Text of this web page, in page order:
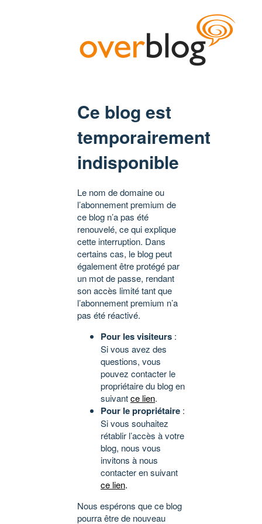
Ce blog est
temporairement
indisponible
Le nom de domaine ou
l’abonnement premium de
ce blog n’a pas été
renouvelé, ce qui explique
cette interruption. Dans
certains cas, le blog peut
également être protégé par
un mot de passe, rendant
son accès limité tant que
l’abonnement premium n’a
pas été réactivé.
Pour les visiteurs :
Si vous avez des
questions, vous
pouvez contacter le
propriétaire du blog en
suivantce lien.
Pour le propriétaire :
Si vous souhaitez
rétablir l’accès à votre
blog, nous vous
invitons à nous
contacter en suivant
ce lien.
Nous espérons que ce blog
pourra être de nouveau